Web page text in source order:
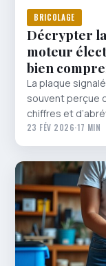
BRICOLAGE
Décrypter
moteur
bien
La plaque
souvent perçue
chiffres et
23 FÉV 2026·17 MIN